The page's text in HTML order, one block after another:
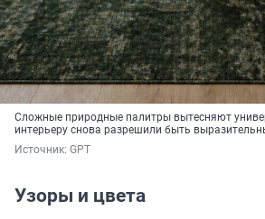
Сложные природные палитры вытесняют
интерьеру снова разрешили быть
Источник: GPT
Узоры и цвета